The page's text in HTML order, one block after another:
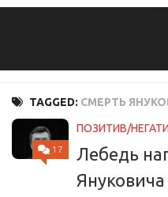
TAGGED: СМЕРТЬ
17
ПОЗИТИВ/
Лебедь
Януковича